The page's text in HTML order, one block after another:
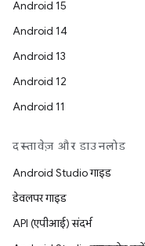
Android 15
Android 14
Android 13
Android 12
Android 11
दस्तावेज़ और डाउनलोड
Android Studio गाइड
डेवलपर गाइड
API (एपीआई) संदर्भ